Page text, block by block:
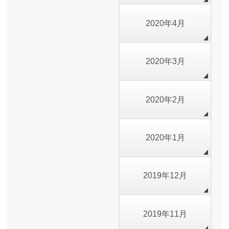
2020年4月
2020年3月
2020年2月
2020年1月
2019年12月
2019年11月